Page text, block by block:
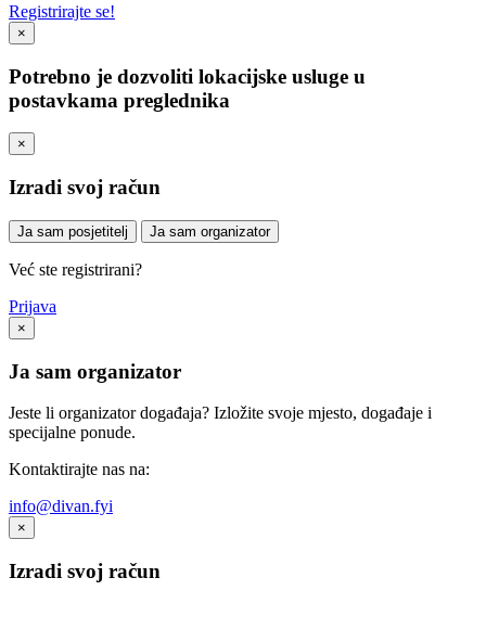
Registrirajte se!
×
Potrebno je dozvoliti lokacijske usluge u
postavkama preglednika
×
Izradi svoj račun
Ja sam posjetitelj Ja sam organizator
Već ste registrirani?
Prijava
×
Ja sam organizator
Jeste li organizator događaja? Izložite svoje mjesto, događaje i
specijalne ponude.
Kontaktirajte nas na:
info@divan.fyi
×
Izradi svoj račun